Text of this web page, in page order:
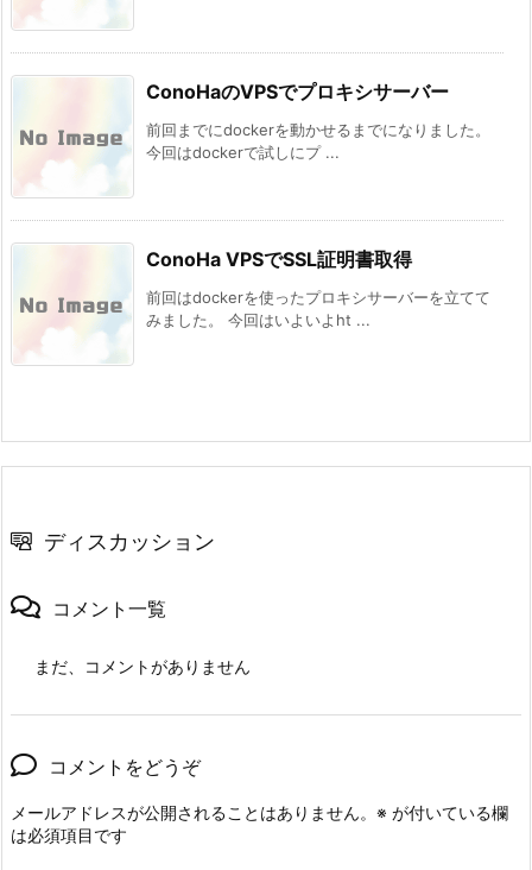
ConoHaのVPSでプロキシサーバー
前回までにdockerを動かせるまでになりました。
今回はdockerで試しにプ ...
ConoHa VPSでSSL証明書取得
前回はdockerを使ったプロキシサーバーを立てて
みました。 今回はいよいよht ...
ディスカッション
コメント一覧
まだ、コメントがありません
コメントをどうぞ
メールアドレスが公開されることはありません。 ※ が付いている欄
は必須項目です